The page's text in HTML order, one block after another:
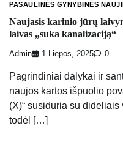
PASAULINĖS GYNYBINĖS
Naujasis karinio jūrų
laivas „suka kanalizaciją“
Admin 1 Liepos, 2025 0
Pagrindiniai dalykai ir
naujos kartos išpuolio
(X)“ susiduria su
todėl […]